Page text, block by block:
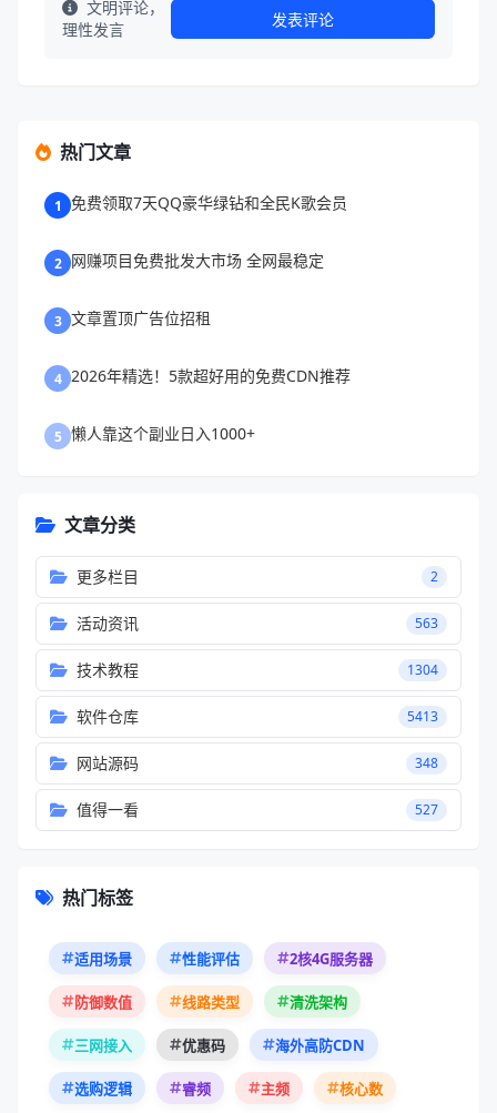
文明评论，
理性发言
发表评论
热门文章
1 免费领取7天QQ豪华绿钻和全民K歌会员
2 网赚项目免费批发大市场 全网最稳定
3 文章置顶广告位招租
4 2026年精选！5款超好用的免费CDN推荐
5 懒人靠这个副业日入1000+
文章分类
更多栏目 2
活动资讯 563
技术教程 1304
软件仓库 5413
网站源码 348
值得一看 527
热门标签
适用场景 性能评估 2核4G服务器
防御数值 线路类型 清洗架构
三网接入 优惠码 海外高防CDN
选购逻辑 睿频 主频 核心数